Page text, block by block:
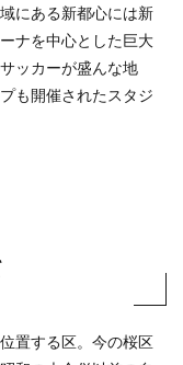
にある新都心には新
ナを中心とした巨大
ッカーが盛んな地
も開催されたスタジ
置する区。今の桜区